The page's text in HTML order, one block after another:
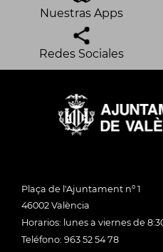
Nuestras Apps
Redes Sociales
Plaça de l'Ajuntament nº 1
46002 València
Horarios: lunes a viernes de
Teléfono: 963 52 54 78